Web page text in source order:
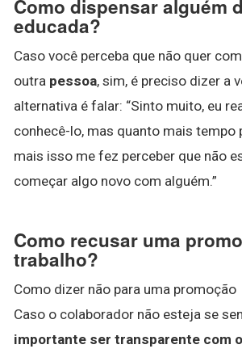
Como dispensar alguém
educada?
Caso você perceba que não quer
outra pessoa, sim, é preciso dizer a
alternativa é falar: “Sinto muito, eu
conhecê-lo, mas quanto mais tempo
mais isso me fez perceber que não
começar algo novo com alguém.”
Como recusar uma
trabalho?
Como dizer não para uma promoção
Caso o colaborador não esteja se
importante ser transparente com